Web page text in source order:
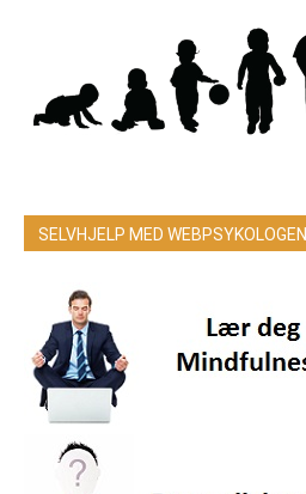
SELVHJELP MED WEBPSYKOLOGEN